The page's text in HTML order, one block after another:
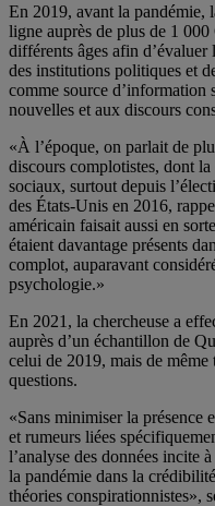
En 2019, avant la pandémie,
ligne auprès de plus de 1
différents âges afin d’évaluer
des institutions politiques et
comme source d’information
nouvelles et aux discours
«À l’époque, on parlait de
discours complotistes, dont
sociaux, surtout depuis
des États-Unis en 2016,
américain faisait aussi en
étaient davantage présents
complot, auparavant
psychologie.»
En 2021, la chercheuse a
auprès d’un échantillon de
celui de 2019, mais de
questions.
«Sans minimiser la présence
et rumeurs liées
l’analyse des données incite
la pandémie dans la
théories conspirationnistes»,